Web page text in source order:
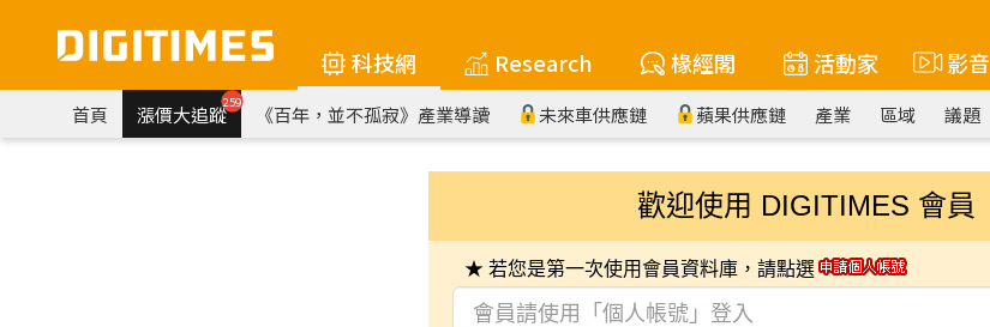
科技網 Research 椽經閣 活動家 影音
首頁 漲價大追蹤259 《百年，並不孤寂》產業導讀 未來車供應鏈 蘋果供應鏈 產業 區域 議題
歡迎使用 DIGITIMES 會員
★ 若您是第一次使用會員資料庫，請點選